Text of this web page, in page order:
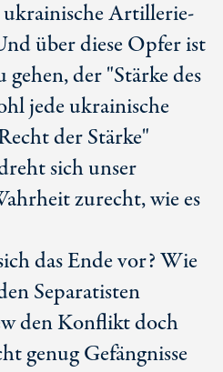
Artillerie-
über diese Opfer ist
der "Stärke des
jede ukrainische
der Stärke"
sich unser
zurecht, wie es
das Ende vor? Wie
Separatisten
den Konflikt doch
genug Gefängnisse